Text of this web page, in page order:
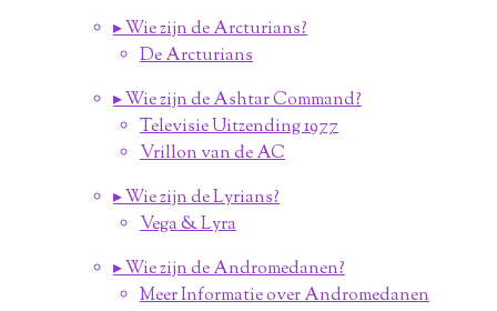
▸ Wie zijn de Arcturians?
De Arcturians
▸ Wie zijn de Ashtar Command?
Televisie Uitzending 1977
Vrillon van de AC
▸ Wie zijn de Lyrians?
Vega & Lyra
▸ Wie zijn de Andromedanen?
Meer Informatie over Andromedanen